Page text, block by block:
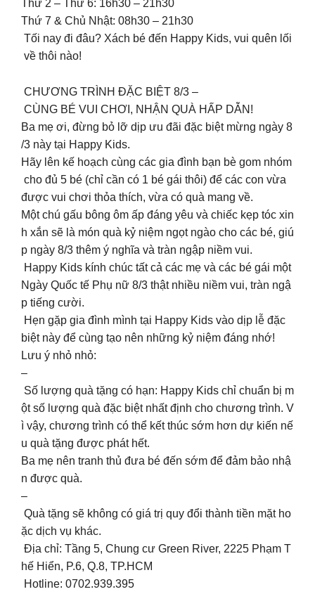
Thứ 2 – Thứ 6: 16h30 – 21h30
Thứ 7 & Chủ Nhật: 08h30 – 21h30
Tối nay đi đâu? Xách bé đến Happy Kids, vui quên lối
về thôi nào!
CHƯƠNG TRÌNH ĐẶC BIỆT 8/3 –
CÙNG BÉ VUI CHƠI, NHẬN QUÀ HẤP DẪN!
Ba mẹ ơi, đừng bỏ lỡ dịp ưu đãi đặc biệt mừng ngày 8
/3 này tại Happy Kids.
Hãy lên kế hoạch cùng các gia đình bạn bè gom nhóm
cho đủ 5 bé (chỉ cần có 1 bé gái thôi) để các con vừa
được vui chơi thỏa thích, vừa có quà mang về.
Một chú gấu bông ôm ấp đáng yêu và chiếc kẹp tóc xin
h xắn sẽ là món quà kỷ niệm ngọt ngào cho các bé, giú
p ngày 8/3 thêm ý nghĩa và tràn ngập niềm vui.
Happy Kids kính chúc tất cả các mẹ và các bé gái một
Ngày Quốc tế Phụ nữ 8/3 thật nhiều niềm vui, tràn ngậ
p tiếng cười.
Hẹn gặp gia đình mình tại Happy Kids vào dịp lễ đặc
biệt này để cùng tạo nên những kỷ niệm đáng nhớ! ️
Lưu ý nhỏ nhỏ:
–
Số lượng quà tặng có hạn: Happy Kids chỉ chuẩn bị m
ột số lượng quà đặc biệt nhất định cho chương trình. V
ì vậy, chương trình có thể kết thúc sớm hơn dự kiến nế
u quà tặng được phát hết.
Ba mẹ nên tranh thủ đưa bé đến sớm để đảm bảo nhậ
n được quà.
–
Quà tặng sẽ không có giá trị quy đổi thành tiền mặt ho
ặc dịch vụ khác.
Địa chỉ: Tầng 5, Chung cư Green River, 2225 Phạm T
hế Hiển, P.6, Q.8, TP.HCM
Hotline: 0702.939.395